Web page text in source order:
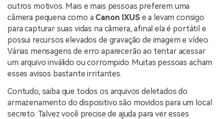
outros motivos. Mais e mais pessoas preferem uma
câmera pequena como a Canon IXUSe a levam consigo
para capturar suas vidas na câmera, afinal ela é portátil e
possui recursos elevados de gravação de imagem e vídeo.
Várias mensagens de erro aparecerão ao tentar acessar
um arquivo inválido ou corrompido. Muitas pessoas acham
esses avisos bastante irritantes.
Contudo, saiba que todos os arquivos deletados do
armazenamento do dispositivo são movidos para um local
secreto. Talvez você precise de ajuda para ver esses